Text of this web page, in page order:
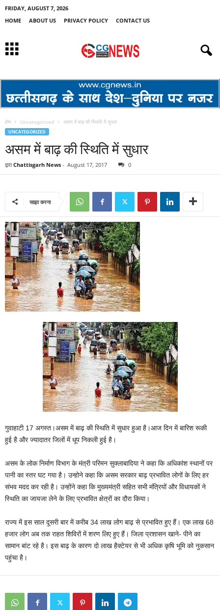
FRIDAY, AUGUST 7, 2026
HOME
ABOUT US PRIVACY POLICY CONTACT US
होम Uncategorized असम में बाढ़ की स्थिति में सुधार
UNCATEGORIZED
असम में बाढ़ की स्थिति में सुधार
द्वारा Chattisgarh News - August 17, 2017 0
साझा करना
गुवाहाटी 17 अगस्त।असम में बाढ़ की स्थिति में सुधार हुआ है।आज दिन में बारिश रूकी
हुई है और ज्यादातर जिलों में धूप निकली हुई है।
असम के लोक निर्माण विभाग के मंत्री परिमन सुक्लाबादिया ने कहा कि अधिकांश स्थानों पर
पानी का स्तर घट गया है। उन्होने कहा कि असम सरकार बाढ़ प्रभावित लोगों के लिए हर
संभव मदद कर रही है। उन्होंने कहा कि मुख्यमंत्री सहित सभी मंत्रियों और विधायकों ने
स्थिति का जायजा लेने के लिए प्रभावित क्षेत्रों का दौरा किया।
राज्य में इस साल दूसरी बार में करीब 34 लाख लोग बाढ़ से प्रभावित हुए हैं। एक लाख 68
हजार लोग अब तक राहत शिविरों में शरण लिए हुए हैं। जिला प्रशासन खाने- पीने का
सामान बांट रहे है। इस बाढ़ के कारण दो लाख हैक्टेयर से भी अधिक कृषि भूमि को नुकसान
पहुंचा है।